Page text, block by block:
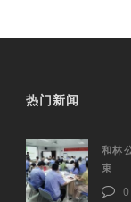
热门新闻
和林
束